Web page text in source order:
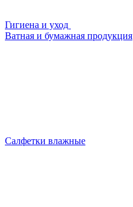
Гигиена и уход
Ватная и бумажная продукция
Салфетки влажные